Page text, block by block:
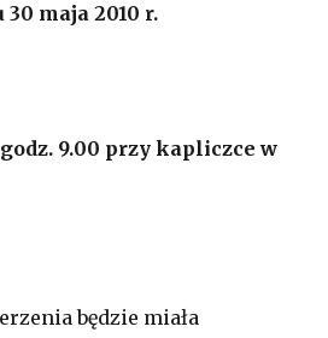
30 maja 2010 r.
9.00 przy kapliczce w
będzie miała